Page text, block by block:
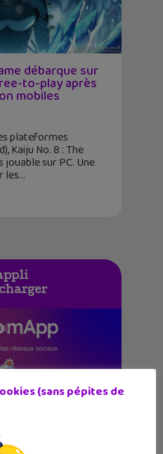
débarque sur
to-play après
mobiles
plateformes
Kaiju No. 8 : The
sur PC. Une
les
(sans pépites de